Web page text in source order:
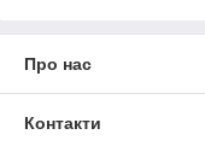
Про нас
Контакти